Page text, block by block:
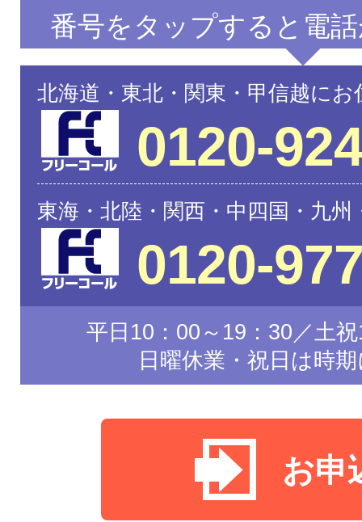
番号をタップすると電
北海道・東北・関東・甲信越に
0120-
東海・北陸・関西・中四国・九
0120-
平日10：00～19：30／土
日曜休業・祝日は時
お申